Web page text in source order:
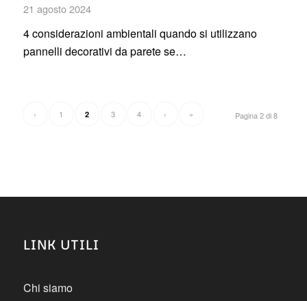
21 agosto 2024
4 considerazioni ambientali quando si utilizzano
pannelli decorativi da parete se…
Pagina 2 di 8
‹ 1 2 3 4 › »
LINK UTILI
Chi siamo